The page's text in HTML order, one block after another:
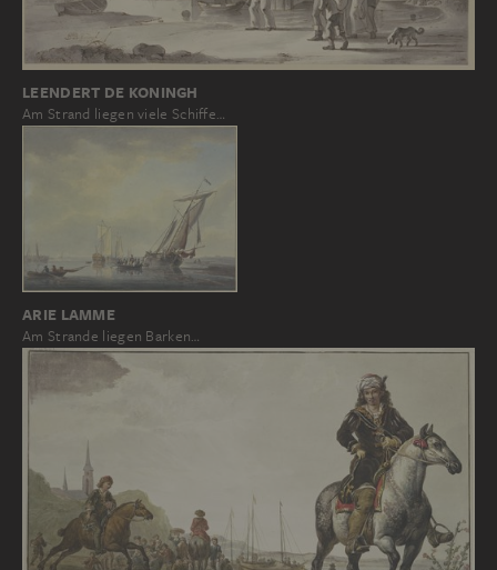
LEENDERT DE KONINGH
Am Strand liegen viele Schiffe…
ARIE LAMME
Am Strande liegen Barken…